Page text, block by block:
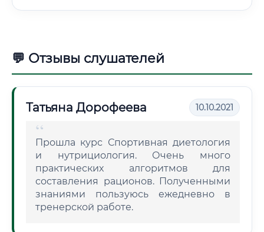
💬 Отзывы слушателей
Татьяна Дорофеева 10.10.2021
Прошла курс Спортивная диетология
и нутрициология. Очень много
практических алгоритмов для
составления рационов. Полученными
знаниями пользуюсь ежедневно в
тренерской работе.